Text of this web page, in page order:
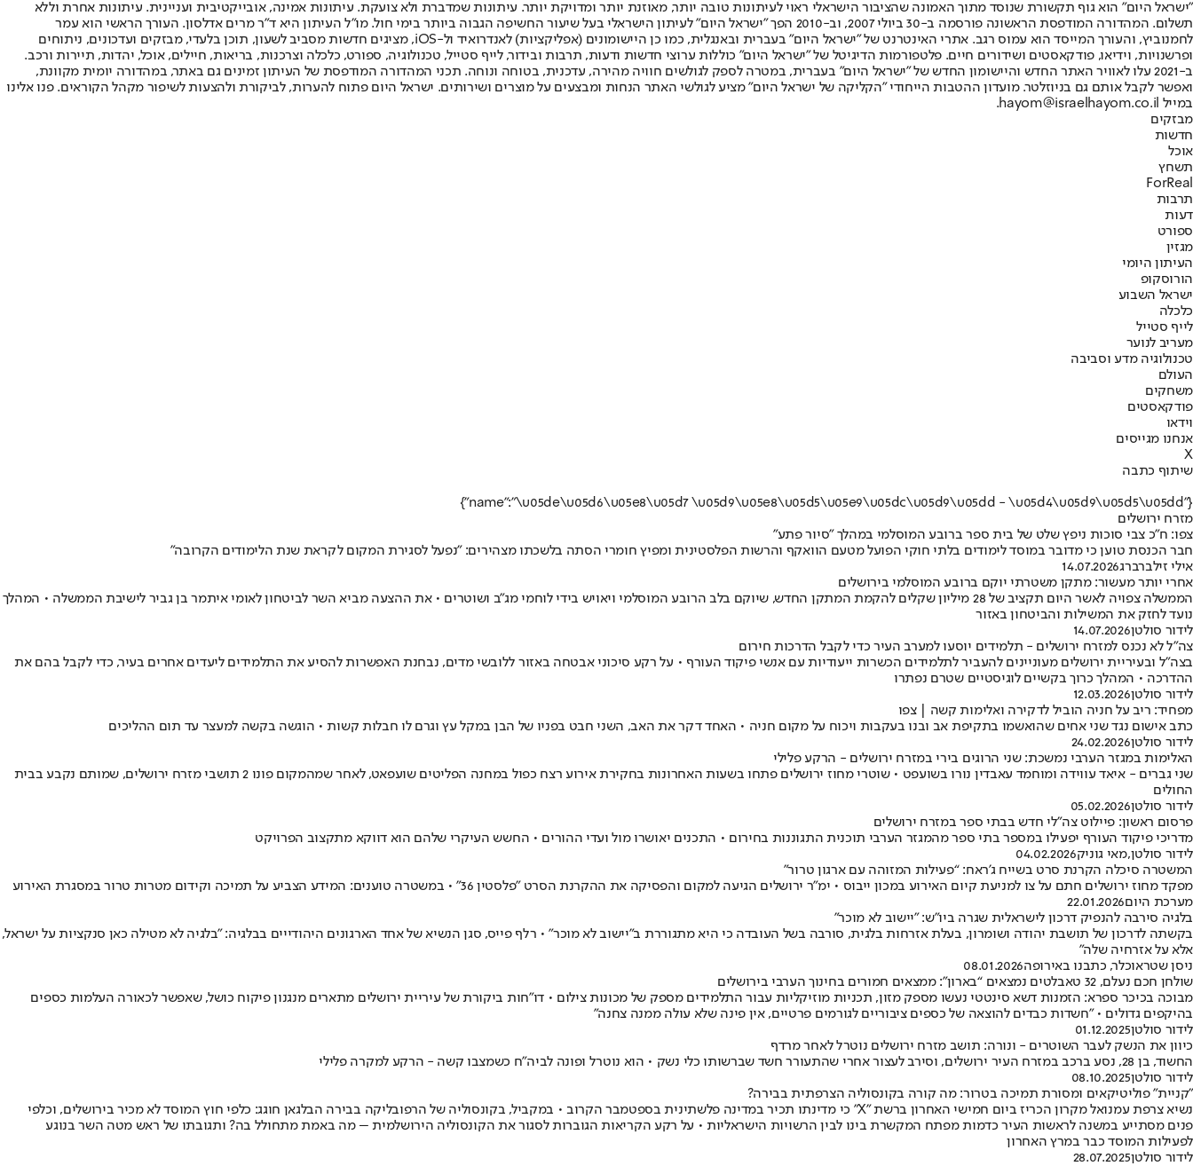
"ישראל היום" הוא גוף תקשורת שנוסד מתוך האמונה שהציבור הישראלי ראוי לעיתונות טובה יותר, מאוזנת יותר ומדויקת יותר. עיתונות שמדברת ולא צועקת. עיתונות אמינה, אובייקטיבית ועניינית. עיתונות אחרת וללא
תשלום. המהדורה המודפסת הראשונה פורסמה ב-30 ביולי 2007, וב-2010 הפך "ישראל היום" לעיתון הישראלי בעל שיעור החשיפה הגבוה ביותר בימי חול. מו"ל העיתון היא ד"ר מרים אדלסון. העורך הראשי הוא עמר
לחמנוביץ, והעורך המייסד הוא עמוס רגב. אתרי האינטרנט של "ישראל היום" בעברית ובאנגלית, כמו כן היישומונים (אפליקציות) לאנדרואיד ול-iOS, מציגים חדשות מסביב לשעון, תוכן בלעדי, מבזקים ועדכונים, ניתוחים
ופרשנויות, וידיאו, פודקאסטים ושידורים חיים. פלטפורמות הדיגיטל של "ישראל היום" כוללות ערוצי חדשות ודעות, תרבות ובידור, לייף סטייל, טכנולוגיה, ספורט, כלכלה וצרכנות, בריאות, חיילים, אוכל, יהדות, תיירות ורכב.
ב-2021 עלו לאוויר האתר החדש והיישומון החדש של "ישראל היום" בעברית, במטרה לספק לגולשים חוויה מהירה, עדכנית, בטוחה ונוחה. תכני המהדורה המודפסת של העיתון זמינים גם באתר, במהדורה יומית מקוונת,
ואפשר לקבל אותם גם בניוזלטר. מועדון ההטבות הייחודי "הקליקה של ישראל היום" מציע לגולשי האתר הנחות ומבצעים על מוצרים ושירותים. ישראל היום פתוח להערות, לביקורת ולהצעות לשיפור מקהל הקוראים. פנו אלינו
במייל hayom@israelhayom.co.il.
מבזקים
חדשות
אוכל
תשחץ
ForReal
תרבות
דעות
ספורט
מגזין
העיתון היומי
הורוסקופ
ישראל השבוע
כלכלה
לייף סטייל
מעריב לנוער
טכנולוגיה מדע וסביבה
העולם
משחקים
פודקאסטים
וידאו
אנחנו מגייסים
X
שיתוף כתבה
{"name":"\u05de\u05d6\u05e8\u05d7 \u05d9\u05e8\u05d5\u05e9\u05dc\u05d9\u05dd - \u05d4\u05d9\u05d5\u05dd"}
מזרח ירושלים
צפו: ח"כ צבי סוכות ניפץ שלט של בית ספר ברובע המוסלמי במהלך "סיור פתע"
חבר הכנסת טוען כי מדובר במוסד לימודים בלתי חוקי הפועל מטעם הוואקף והרשות הפלסטינית ומפיץ חומרי הסתה בלשכתו מצהירים: "נפעל לסגירת המקום לקראת שנת הלימודים הקרובה"
אילי זילברברג14.07.2026
אחרי יותר מעשור: מתקן משטרתי יוקם ברובע המוסלמי בירושלים
הממשלה צפויה לאשר היום תקציב של 28 מיליון שקלים להקמת המתקן החדש, שיוקם בלב הרובע המוסלמי ויאויש בידי לוחמי מג"ב ושוטרים • את ההצעה מביא השר לביטחון לאומי איתמר בן גביר לישיבת הממשלה • המהלך
נועד לחזק את המשילות והביטחון באזור
לידור סולטן14.07.2026
צה״ל לא נכנס למזרח ירושלים - תלמידים יוסעו למערב העיר כדי לקבל הדרכות חירום
בצה"ל ובעיריית ירושלים מעוניינים להעביר לתלמידים הכשרות ייעודיות עם אנשי פיקוד העורף • על רקע סיכוני אבטחה באזור ללובשי מדים, נבחנת האפשרות להסיע את התלמידים ליעדים אחרים בעיר, כדי לקבל בהם את
ההדרכה • המהלך כרוך בקשיים לוגיסטיים שטרם נפתרו
לידור סולטן12.03.2026
מפחיד: ריב על חניה הוביל לדקירה ואלימות קשה | צפו
כתב אישום נגד שני אחים שהואשמו בתקיפת אב ובנו בעקבות ויכוח על מקום חניה • האחד דקר את האב, השני חבט בפניו של הבן במקל עץ וגרם לו חבלות קשות • הוגשה בקשה למעצר עד תום ההליכים
לידור סולטן24.02.2026
האלימות במגזר הערבי נמשכת: שני הרוגים בירי במזרח ירושלים - הרקע פלילי
שני גברים - איאד עווידה ומוחמד עאבדין נורו בשועפט • שוטרי מחוז ירושלים פתחו בשעות האחרונות בחקירת אירוע רצח כפול במחנה הפליטים שועפאט, לאחר שמהמקום פונו 2 תושבי מזרח ירושלים, שמותם נקבע בבית
החולים
לידור סולטן05.02.2026
פרסום ראשון: פיילוט צה"לי חדש בבתי ספר במזרח ירושלים
מדריכי פיקוד העורף יפעילו במספר בתי ספר מהמגזר הערבי תוכנית התגוננות בחירום • התכנים יאושרו מול ועדי ההורים • החשש העיקרי שלהם הוא דווקא מתקצוב הפרויקט
לידור סולטן,מאי גוניק04.02.2026
המשטרה סיכלה הקרנת סרט בשייח ג'ראח: “פעילות המזוהה עם ארגון טרור”
מפקד מחוז ירושלים חתם על צו למניעת קיום האירוע במכון ייבוס • ימ"ר ירושלים הגיעה למקום והפסיקה את ההקרנת הסרט "פלסטין 36" • במשטרה טוענים: המידע הצביע על תמיכה וקידום מטרות טרור במסגרת האירוע
מערכת היום22.01.2026
בלגיה סירבה להנפיק דרכון לישראלית שגרה ביו"ש: "יישוב לא מוכר"
בקשתה לדרכון של תושבת יהודה ושומרון, בעלת אזרחות בלגית, סורבה בשל העובדה כי היא מתגוררת ב"יישוב לא מוכר" • רלף פייס, סגן הנשיא של אחד הארגונים היהודייים בבלגיה: "בלגיה לא מטילה כאן סנקציות על ישראל,
אלא על אזרחיה שלה"
ניסן שטראוכלר, כתבנו באירופה08.01.2026
שולחן חכם נעלם, 32 טאבלטים נמצאים “בארון”: ממצאים חמורים בחינוך הערבי בירושלים
מבוכה בכיכר ספרא: הזמנות דשא סינטטי נעשו מספק מזון, תכניות מוזיקליות עבור התלמידים מספק של מכונות צילום • דו”חות ביקורת של עיריית ירושלים מתארים מנגנון פיקוח כושל, שאפשר לכאורה העלמות כספים
בהיקפים גדולים • ״חשדות כבדים להוצאה של כספים ציבוריים לגורמים פרטיים, אין פינה שלא עולה ממנה צחנה״
לידור סולטן01.12.2025
כיוון את הנשק לעבר השוטרים - ונורה: תושב מזרח ירושלים נוטרל לאחר מרדף
החשוד, בן 28, נסע ברכב במזרח העיר ירושלים, וסירב לעצור אחרי שהתעורר חשד שברשותו כלי נשק • הוא נוטרל ופונה לביה"ח כשמצבו קשה - הרקע למקרה פלילי
לידור סולטן08.10.2025
"קניית" פוליטיקאים ומסורת תמיכה בטרור: מה קורה בקונסוליה הצרפתית בבירה?
נשיא צרפת עמנואל מקרון הכריז ביום חמישי האחרון ברשת "X" כי מדינתו תכיר במדינה פלשתינית בספטמבר הקרוב • במקביל, בקונסוליה של הרפובליקה בבירה הבלגאן חוגג: כלפי חוץ המוסד לא מכיר בירושלים, וכלפי
פנים מסתייע במשנה לראשות העיר כדמות מפתח המקשרת בינו לבין הרשויות הישראליות • על רקע הקריאות הגוברות לסגור את הקונסוליה הירושלמית – מה באמת מתחולל בה? ותגובתו של ראש מטה השר בנוגע
לפעילות המוסד כבר במרץ האחרון
לידור סולטן28.07.2025